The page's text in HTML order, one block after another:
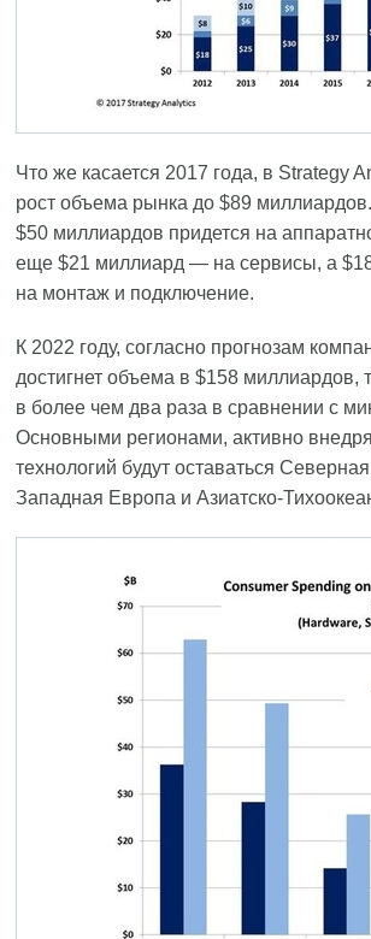
Что же касается 2017 года, в Strategy
рост объема рынка до $89
$50 миллиардов придется на
еще $21 миллиард — на сервисы, а
на монтаж и подключение.
К 2022 году, согласно прогнозам
достигнет объема в $158 миллиардов,
в более чем два раза в сравнении с
Основными регионами, активно
технологий будут оставаться
Западная Европа и Азиатско-